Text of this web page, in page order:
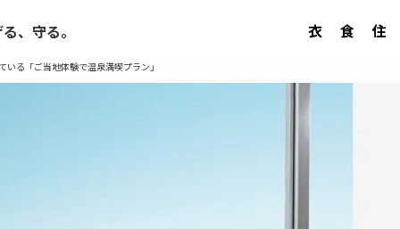
、守る。 衣 食 住
る「ご当地体験で温泉満喫プラン」